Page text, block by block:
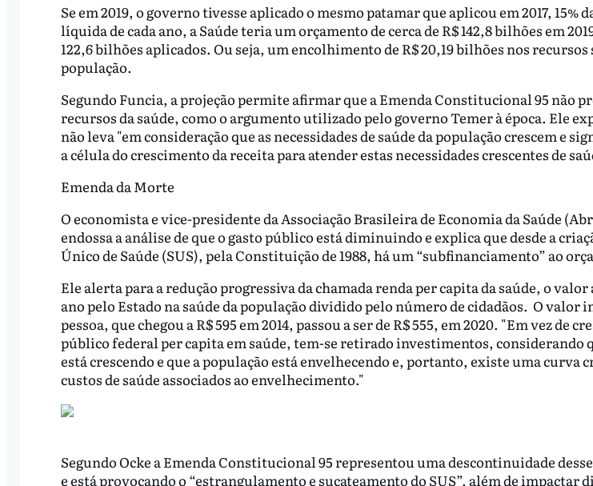
Se em 2019, o governo tivesse aplicado o mesmo patamar que aplicou em 2017, 15%
líquida de cada ano, a Saúde teria um orçamento de cerca de R$ 142,8 bilhões em
122,6 bilhões aplicados. Ou seja, um encolhimento de R$ 20,19 bilhões nos recursos
população.
Segundo Funcia, a projeção permite afirmar que a Emenda Constitucional 95 não
recursos da saúde, como o argumento utilizado pelo governo Temer à época. Ele
não leva "em consideração que as necessidades de saúde da população crescem e
a célula do crescimento da receita para atender estas necessidades crescentes de
Emenda da Morte
O economista e vice-presidente da Associação Brasileira de Economia da Saúde
endossa a análise de que o gasto público está diminuindo e explica que desde a
Único de Saúde (SUS), pela Constituição de 1988, há um “subfinanciamento” ao
Ele alerta para a redução progressiva da chamada renda per capita da saúde, o
ano pelo Estado na saúde da população dividido pelo número de cidadãos. O valor
pessoa, que chegou a R$ 595 em 2014, passou a ser de R$ 555, em 2020. "Em vez de
público federal per capita em saúde, tem-se retirado investimentos, considerando
está crescendo e que a população está envelhecendo e, portanto, existe uma curva
custos de saúde associados ao envelhecimento."
Segundo Ocke a Emenda Constitucional 95 representou uma descontinuidade
e está provocando o “estrangulamento e sucateamento do SUS”, além de impactar